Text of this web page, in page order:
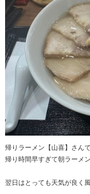
帰りラーメン【山喜】さんで
帰り時間早すぎて朝ラーメ
翌日はとっても天気が良く